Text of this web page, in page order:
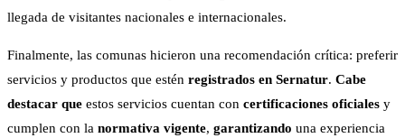
llegada de visitantes nacionales e internacionales.
Finalmente, las comunas hicieron una recomendación crítica: preferir
servicios y productos que estén registrados en Sernatur. Cabe
destacar que estos servicios cuentan con certificaciones oficiales y
cumplen con la normativa vigente, garantizando una experiencia